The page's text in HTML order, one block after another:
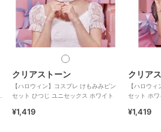
クリアストーン
【ハロウィン】コスプレ けもみみピン
セット ひつじ ユニセックス ホワイト
¥1,419
クリア
【ハロウ
セット ホワ
¥1,419